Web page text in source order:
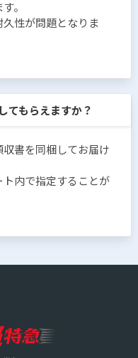
。
性が問題となりま
てもらえますか？
書を同梱してお届け
内で指定することが